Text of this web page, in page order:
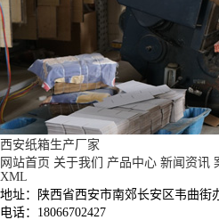
西安纸箱生产厂家
网站首页 关于我们 产品中心 新闻资讯
XML
地址：陕西省西安市南郊长安区韦曲街
电话：18066702427